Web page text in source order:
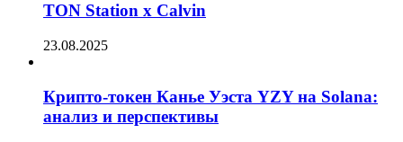
TON Station x Calvin
23.08.2025
Крипто-токен Канье Уэста YZY на Solana:
анализ и перспективы